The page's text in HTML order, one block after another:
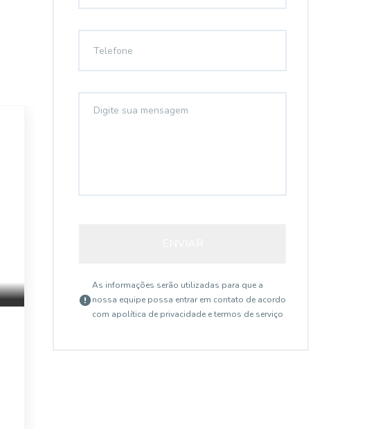
Vila Monumento, São Paulo - SP
As informações serão utilizadas para que a
nossa equipe possa entrar em contato de acordo
com apolítica de privacidade e termos de serviço